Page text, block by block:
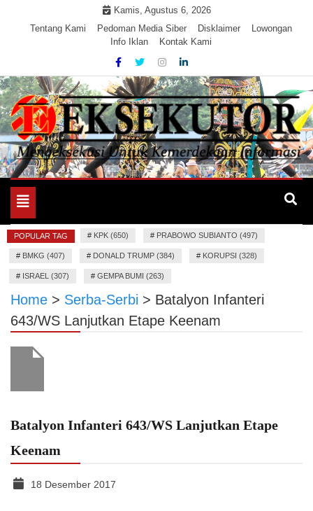
Kamis, Agustus 6, 2026
Tentang Kami
Pedoman Media Siber Disklaimer
Lowongan
Info Iklan
Kontak Kami
EKSEKUTOR
Mengeksekusi Berita Untuk Kemerdekaan dan Keadilan
Toggle
navigation
POPULAR TAG # KPK (650) # PRABOWO SUBIANTO (497)
# BMKG (407) # DONALD TRUMP (384) # KORUPSI (328)
# ISRAEL (307) # GEMPA BUMI (263)
Home > Serba-Serbi > Batalyon Infanteri
643/WS Lanjutkan Etape Keenam
Batalyon Infanteri 643/WS Lanjutkan Etape
Keenam
18 Desember 2017